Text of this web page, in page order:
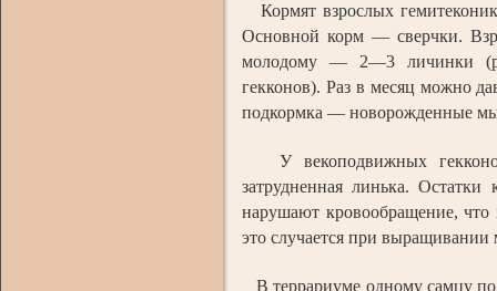
Кормят взрослых
Основной корм — сверчки.
молодому — 2—3 личинки
гекконов). Раз в месяц можно
подкормка — новорожденные
У векоподвижных
затрудненная линька.
нарушают кровообращение,
это случается при выращивании
В террариуме одному самцу